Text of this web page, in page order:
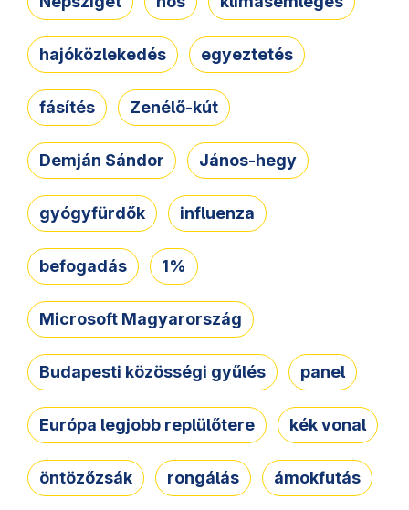
hajóközlekedés egyeztetés
fásítés Zenélő-kút
Demján Sándor János-hegy
gyógyfürdők influenza
befogadás 1%
Microsoft Magyarország
Budapesti közösségi gyűlés panel
Európa legjobb replülőtere kék vonal
öntözőzsák rongálás ámokfutás